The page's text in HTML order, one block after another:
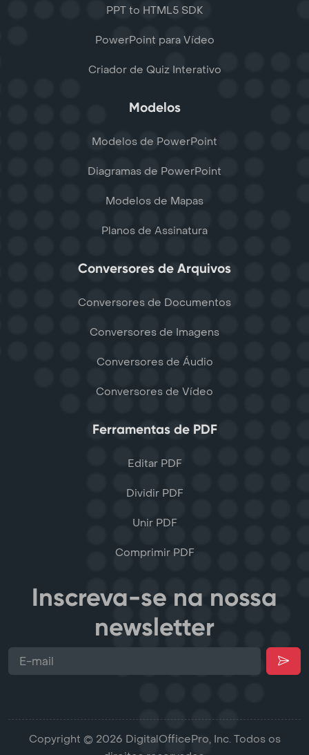
PPT to HTML5 SDK
PowerPoint para Vídeo
Criador de Quiz Interativo
Modelos
Modelos de PowerPoint
Diagramas de PowerPoint
Modelos de Mapas
Planos de Assinatura
Conversores de Arquivos
Conversores de Documentos
Conversores de Imagens
Conversores de Áudio
Conversores de Vídeo
Ferramentas de PDF
Editar PDF
Dividir PDF
Unir PDF
Comprimir PDF
Inscreva-se na nossa
newsletter
Copyright © 2026 DigitalOfficePro, Inc. Todos os